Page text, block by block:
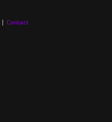
| Contact